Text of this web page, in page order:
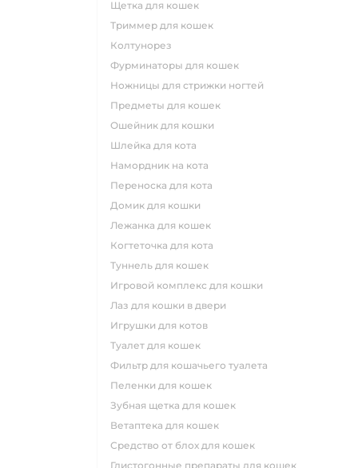
щетка для кошек
триммер для кошек
колтунорез
фурминаторы для кошек
ножницы для стрижки ногтей
предметы для кошек
ошейник для кошки
шлейка для кота
намордник на кота
переноска для кота
домик для кошки
лежанка для кошек
когтеточка для кота
туннель для кошек
игровой комплекс для кошки
лаз для кошки в двери
игрушки для котов
туалет для кошек
фильтр для кошачьего туалета
пеленки для кошек
зубная щетка для кошек
ветаптека для кошек
средство от блох для кошек
глистогонные препараты для кошек